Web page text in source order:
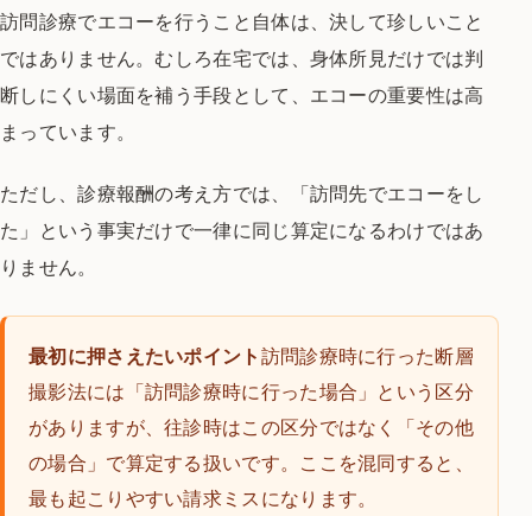
訪問診療でエコーを行うこと自体は、決して珍しいこと
ではありません。むしろ在宅では、身体所見だけでは判
断しにくい場面を補う手段として、エコーの重要性は高
まっています。
ただし、診療報酬の考え方では、「訪問先でエコーをし
た」という事実だけで一律に同じ算定になるわけではあ
りません。
最初に押さえたいポイント 訪問診療時に行った断層
撮影法には「訪問診療時に行った場合」という区分
がありますが、往診時はこの区分ではなく「その他
の場合」で算定する扱いです。ここを混同すると、
最も起こりやすい請求ミスになります。